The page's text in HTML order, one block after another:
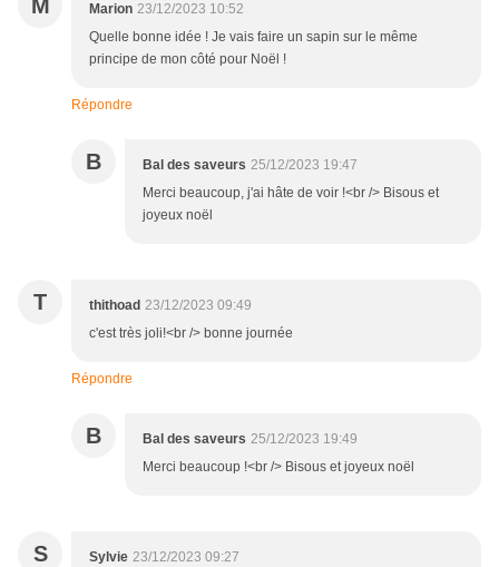
M Marion 23/12/2023 10:52
Quelle bonne idée ! Je vais faire un sapin sur le même
principe de mon côté pour Noël !
Répondre
B Bal des saveurs 25/12/2023 19:47
Merci beaucoup, j'ai hâte de voir !<br /> Bisous et
joyeux noël
T thithoad 23/12/2023 09:49
c'est très joli!<br /> bonne journée
Répondre
B Bal des saveurs 25/12/2023 19:49
Merci beaucoup !<br /> Bisous et joyeux noël
S Sylvie 23/12/2023 09:27